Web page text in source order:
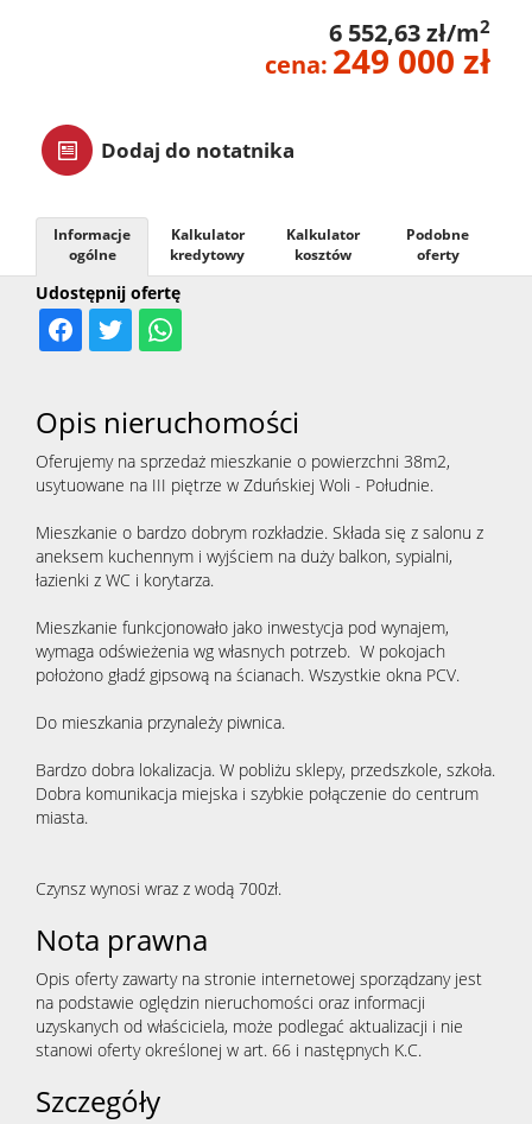
Praca
6 552,63 zł/m2
cena: 249 000 zł
Dodaj do notatnika
Udostępnij ofertę
Informacje
ogólne
Kalkulator
kredytowy
Kalkulator
kosztów
Podobne
oferty
Opis nieruchomości
Oferujemy na sprzedaż mieszkanie o powierzchni 38m2,
usytuowane na III piętrze w Zduńskiej Woli - Południe.
Mieszkanie o bardzo dobrym rozkładzie. Składa się z salonu z
aneksem kuchennym i wyjściem na duży balkon, sypialni,
łazienki z WC i korytarza.
Mieszkanie funkcjonowało jako inwestycja pod wynajem,
wymaga odświeżenia wg własnych potrzeb. W pokojach
położono gładź gipsową na ścianach. Wszystkie okna PCV.
Do mieszkania przynależy piwnica.
Bardzo dobra lokalizacja. W pobliżu sklepy, przedszkole, szkoła.
Dobra komunikacja miejska i szybkie połączenie do centrum
miasta.
Czynsz wynosi wraz z wodą 700zł.
Nota prawna
Opis oferty zawarty na stronie internetowej sporządzany jest
na podstawie oględzin nieruchomości oraz informacji
uzyskanych od właściciela, może podlegać aktualizacji i nie
stanowi oferty określonej w art. 66 i następnych K.C.
Szczegóły